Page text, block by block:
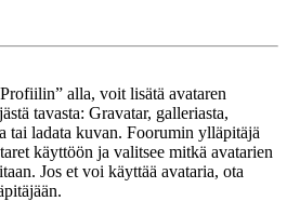
alla, voit lisätä avataren
tavasta: Gravatar, galleriasta,
tai ladata kuvan. Foorumin ylläpitäjä
käyttöön ja valitsee mitkä avatarien
Jos et voi käyttää avataria, ota